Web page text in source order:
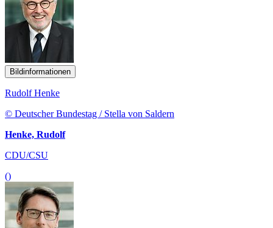
Bildinformationen
Rudolf Henke
© Deutscher Bundestag / Stella von Saldern
Henke, Rudolf
CDU/CSU
()